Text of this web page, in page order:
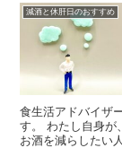
減酒と休肝日のおすすめ
食生活アドバイザ
す。 わたし自身が、お酒を減らして実感したことをご紹介します。
お酒を減らしたい